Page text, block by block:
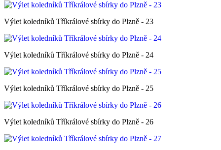
Výlet koledníků Tříkrálové sbírky do Plzně - 23
Výlet koledníků Tříkrálové sbírky do Plzně - 24
Výlet koledníků Tříkrálové sbírky do Plzně - 25
Výlet koledníků Tříkrálové sbírky do Plzně - 26